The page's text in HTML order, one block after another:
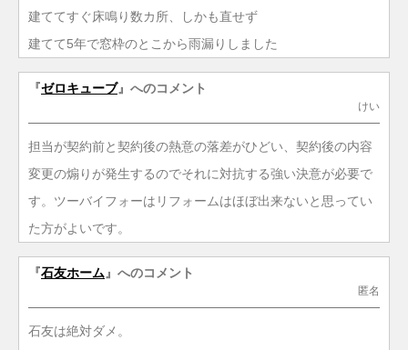
建ててすぐ床鳴り数カ所、しかも直せず
建てて5年で窓枠のとこから雨漏りしました
『ゼロキューブ』へのコメント
けい
担当が契約前と契約後の熱意の落差がひどい、契約後の内容
変更の煽りが発生するのでそれに対抗する強い決意が必要で
す。ツーバイフォーはリフォームはほぼ出来ないと思ってい
た方がよいです。
『石友ホーム 』へのコメント
匿名
石友は絶対ダメ。